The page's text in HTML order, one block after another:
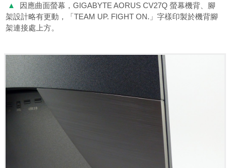
▲
因應曲面螢幕，GIGABYTE AORUS CV27Q 螢幕機背、腳
架設計略有更動，「TEAM UP. FIGHT ON.」字樣印製於機背腳
架連接處上方。